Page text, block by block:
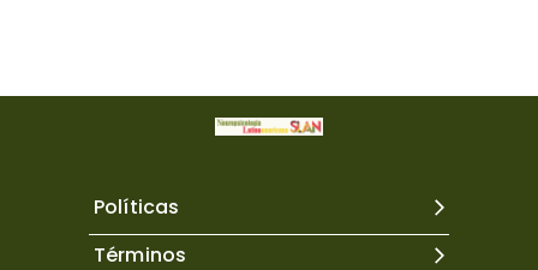
Políticas
Términos